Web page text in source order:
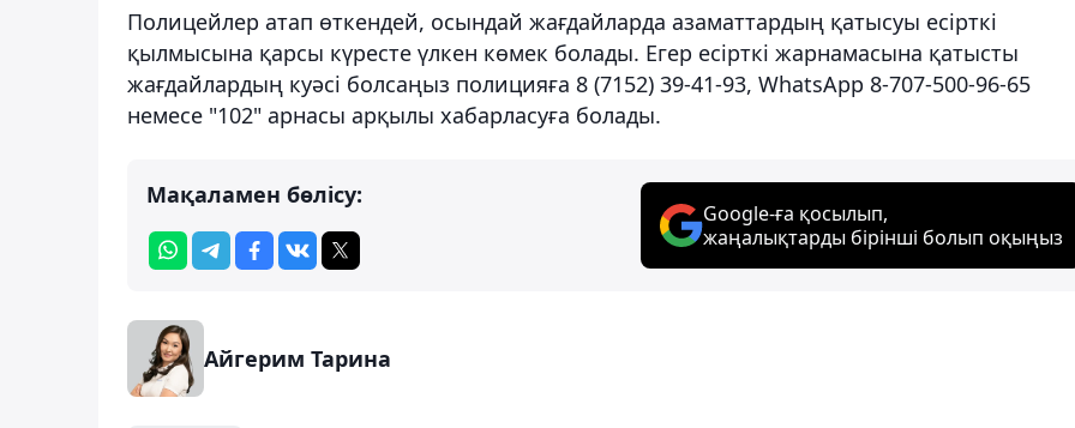
Полицейлер атап өткендей, осындай жағдайларда азаматтардың қатысуы есірткі
қылмысына қарсы күресте үлкен көмек болады. Егер есірткі жарнамасына қатысты
жағдайлардың куәсі болсаңыз полицияға 8 (7152) 39-41-93, WhatsApp 8-707-500-96-65
немесе "102" арнасы арқылы хабарласуға болады.
Мақаламен бөлісу:
Google-ға қосылып,
жаңалықтарды бірінші болып оқыңыз
Айгерим Тарина